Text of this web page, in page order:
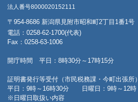
法人番号8000020152111
〒954-8686 新潟県見附市昭和町2丁目1番1号
電話：0258-62-1700(代表)
Fax：0258-63-1006
開庁時間 平日：8時30分～17時15分
証明書発行等受付（市民税務課・今町出張所）
平日：9時～16時30分 日曜日：9時～12時
※日曜日取扱い内容